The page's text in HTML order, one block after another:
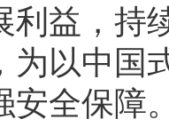
利益，持
为以中国
安全保障